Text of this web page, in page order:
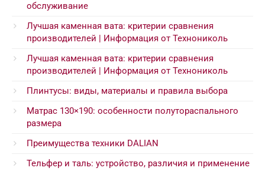
обслуживание
Лучшая каменная вата: критерии сравнения
производителей | Информация от Технониколь
Лучшая каменная вата: критерии сравнения
производителей | Информация от Технониколь
Плинтусы: виды, материалы и правила выбора
Матрас 130×190: особенности полутораспального
размера
Преимущества техники DALIAN
Тельфер и таль: устройство, различия и применение